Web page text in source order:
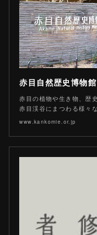
赤目の植物や生き物、歴
赤目渓谷にまつわる様々
www.kankomie.or.jp